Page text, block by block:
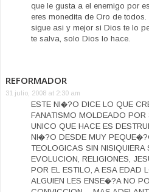
que le gusta a el enemigo por
eres monedita de Oro de
sigue asi y mejor si Dios te lo
te salva, solo Dios lo hace.
REFORMADOR
31 julio, 2008 at 2:30 am
ESTE NI�?O DICE LO QUE
FANATISMO MOLDEADO
UNICO QUE HACE ES
NI�?O DESDE MUY
TEOLOGICAS SIN
EVOLUCION, RELIGIONES,
POR EL ESTILO, A ESA EDAD
ALGUIEN LES ENSE�?A NO